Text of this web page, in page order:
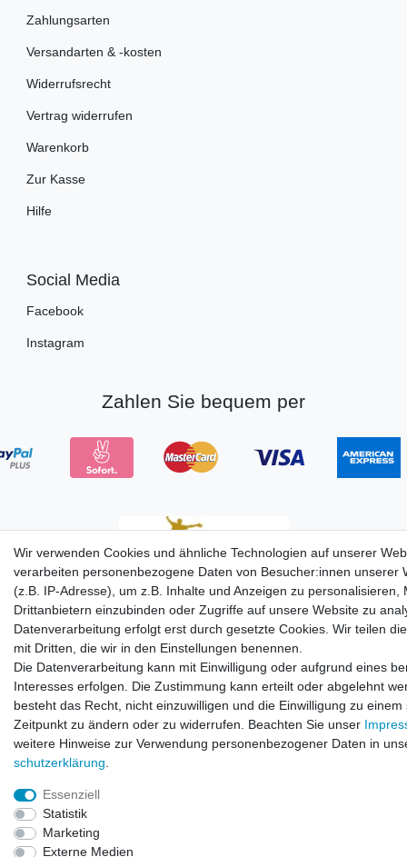
Zahlungsarten
Versandarten & -kosten
Widerrufsrecht
Vertrag widerrufen
Warenkorb
Zur Kasse
Hilfe
Social Media
Facebook
Instagram
Zahlen Sie bequem per
© Copyright 2026 | Alle Rechte vorbehalten.
Wir verwenden Cookies und ähnliche Technologien auf unserer
verarbeiten personenbezogene Daten von Besucher:innen unserer
(z.B. IP-Adresse), um z.B. Inhalte und Anzeigen zu personalisieren,
Drittanbietern einzubinden oder Zugriffe auf unsere Website zu
Datenverarbeitung erfolgt erst durch gesetzte Cookies. Wir teilen
mit Dritten, die wir in den Einstellungen benennen.
Die Datenverarbeitung kann mit Einwilligung oder aufgrund eines
Interesses erfolgen. Die Zustimmung kann erteilt oder abgelehnt
besteht das Recht, nicht einzuwilligen und die Einwilligung zu einem
Zeitpunkt zu ändern oder zu widerrufen. Beachten Sie unser
weitere Hinweise zur Verwendung personenbezogener Daten in
schutz­erklärung
Essenziell
Statistik
Marketing
Externe Medien